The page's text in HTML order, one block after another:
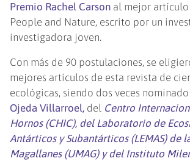
Premio Rachel Carson al mejor artículo
People and Nature, escrito por un
investigadora joven.
Con más de 90 postulaciones, se
mejores artículos de esta revista de
ecológicas, siendo dos veces
Ojeda Villarroel, del Centro
Hornos (CHIC), del Laboratorio de
Antárticos y Subantárticos (LEMAS) de
Magallanes (UMAG) y del Instituto